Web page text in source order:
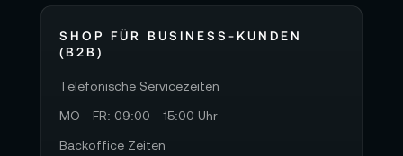
SHOP FÜR BUSINESS-KUNDEN
(B2B)
Telefonische Servicezeiten
MO - FR: 09:00 - 15:00 Uhr
Backoffice Zeiten